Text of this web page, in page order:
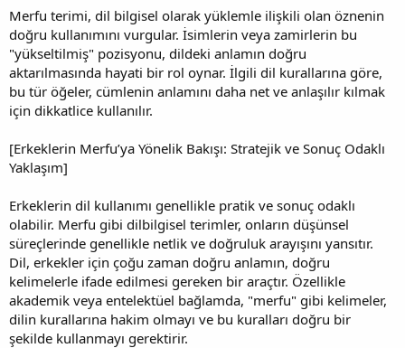
Merfu terimi, dil bilgisel olarak yüklemle ilişkili olan öznenin
doğru kullanımını vurgular. İsimlerin veya zamirlerin bu
"yükseltilmiş" pozisyonu, dildeki anlamın doğru
aktarılmasında hayati bir rol oynar. İlgili dil kurallarına göre,
bu tür öğeler, cümlenin anlamını daha net ve anlaşılır kılmak
için dikkatlice kullanılır.
[Erkeklerin Merfu’ya Yönelik Bakışı: Stratejik ve Sonuç Odaklı
Yaklaşım]
Erkeklerin dil kullanımı genellikle pratik ve sonuç odaklı
olabilir. Merfu gibi dilbilgisel terimler, onların düşünsel
süreçlerinde genellikle netlik ve doğruluk arayışını yansıtır.
Dil, erkekler için çoğu zaman doğru anlamın, doğru
kelimelerle ifade edilmesi gereken bir araçtır. Özellikle
akademik veya entelektüel bağlamda, "merfu" gibi kelimeler,
dilin kurallarına hakim olmayı ve bu kuralları doğru bir
şekilde kullanmayı gerektirir.